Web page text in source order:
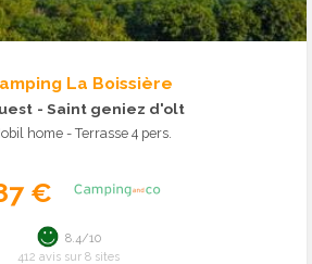
La Boissière
- Saint geniez d'olt
home - Terrasse 4 pers.
€
8.4/10
412 avis sur 8 sites